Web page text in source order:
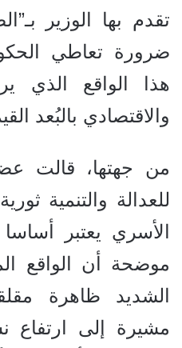
تقدم بها الوزير بـ”ال
ضرورة تعاطي
هذا الواقع الذي
والاقتصادي بالبُعد
من جهتها، قالت
للعدالة والتنمية
الأسري يعتبر
موضحة أن الواقع
الشديد ظاهرة
مشيرة إلى ارتفاع